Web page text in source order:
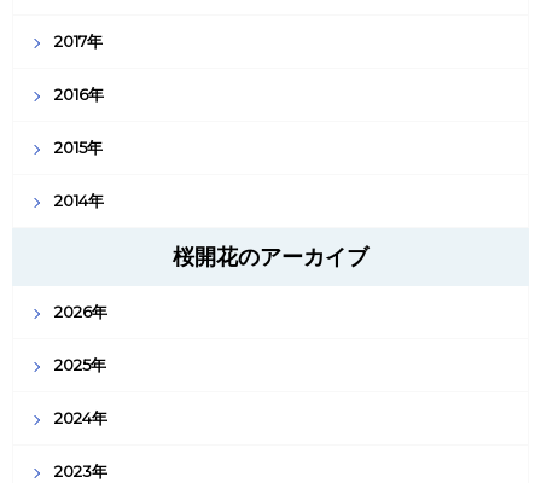
2017年
2016年
2015年
2014年
桜開花のアーカイブ
2026年
2025年
2024年
2023年